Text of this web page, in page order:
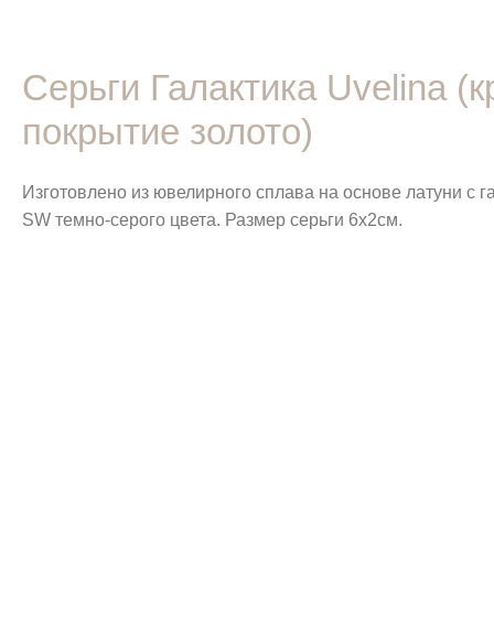
Серьги Галактика Uvelina
покрытие золото)
Изготовлено из ювелирного сплава на основе латуни
SW темно-серого цвета. Размер серьги 6х2см.